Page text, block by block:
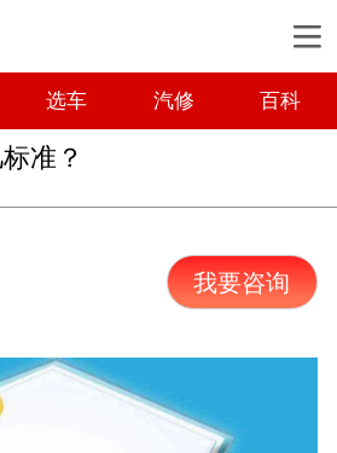
选车 汽修 百科
准？
我要咨询